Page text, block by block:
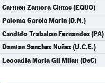
Carmen Zamora Cintas (EQUO)
Paloma Garcia Marin (D.N.)
Candido Trabalon Fernandez (PA)
Damian Sanchez Nuñez (U.C.E.)
Leocadia Maria Gil Milan (DeC)